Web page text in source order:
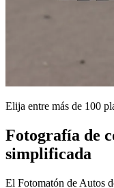
Elija entre más de 100
Fotografía de
simplificada
El Fotomatón de Autos